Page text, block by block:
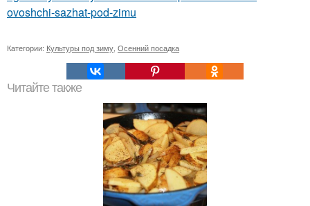
ovoshchi-sazhat-pod-zimu
Категории: Культуры под зиму Осенний посадка
Читайте также